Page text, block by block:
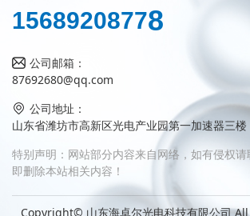
15689208778
公司邮箱：
87692680@qq.com
公司地址：
山东省潍坊市高新区光电产业园第一加速器三楼
特别声明：网站部分内容来自网络，如有侵权
即删除本站相关内容！
Copyright© 山东海卓尔光电科技有限公司